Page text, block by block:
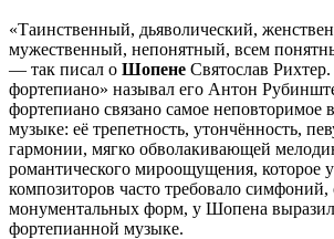
«Таинственный, дьяволический,
мужественный, непонятный, всем
— так писал о Шопене Святослав
фортепиано» называл его Антон
фортепиано связано самое неповторимое
музыке: её трепетность, утончённость,
гармонии, мягко обволакивающей
романтического мироощущения, которое
композиторов часто требовало симфоний,
монументальных форм, у Шопена
фортепианной музыке.